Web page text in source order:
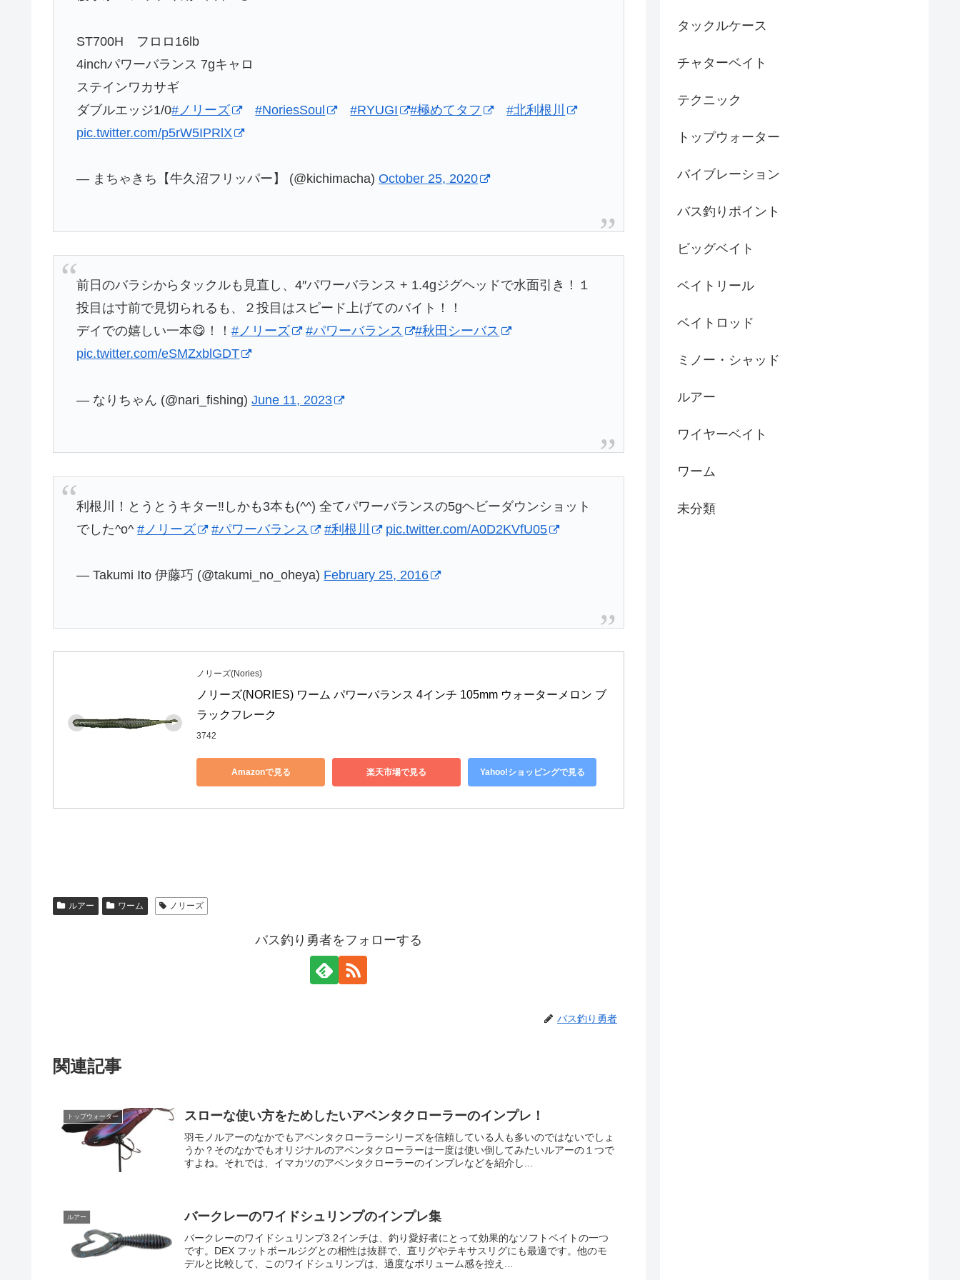
ST700H フロロ16lb
4inchパワーバランス 7gキャロ
ステインワカサギ
ダブルエッジ1/0#ノリーズ #NoriesSoul #RYUGI #極めてタフ
#北利根川
pic.twitter.com/p5rW5IPRlX
— まちゃきち【牛久沼フリッパー】 (@kichimacha)October 25, 2020
前日のバラシからタックルも見直し、4″パワーバランス + 1.4gジグヘッドで水面引き！１
投目は寸前で見切られるも、２投目はスピード上げてのバイト！！
デイでの嬉しい一本😋！！#ノリーズ #パワーバランス
#秋田シーバス
pic.twitter.com/eSMZxblGDT
— なりちゃん (@nari_fishing)June 11, 2023
利根川！とうとうキター‼️しかも3本も(^^) 全てパワーバランスの5gヘビーダウンショット
でした^o^#ノリーズ #パワーバランス #利根川 pic.twitter.com/A0D2KVfU05
— Takumi Ito 伊藤巧 (@takumi_no_oheya) February 25, 2016
ノリーズ(Nories)
ノリーズ(NORIES) ワーム パワーバランス 4インチ 105mm ウォーターメロン ブ
ラックフレーク
3742
Amazonで見る 楽天市場で見る Yahoo!ショッピングで見る
ルアー ワーム ノリーズ
バス釣り勇者をフォローする
バス釣り勇者
関連記事
トップウォーター スローな使い方をためしたいアベンタクローラーのインプレ！
羽モノルアーのなかでもアベンタクローラーシリーズを信頼している人も多いのではないでしょ
うか？そのなかでもオリジナルのアベンタクローラーは一度は使い倒してみたいルアーの１つで
すよね。それでは、イマカツのアベンタクローラーのインプレなどを紹介し...
ルアー バークレーのワイドシュリンプのインプレ集
バークレーのワイドシュリンプ3.2インチは、釣り愛好者にとって効果的なソフトベイトの一つ
です。DEX フットボールジグとの相性は抜群で、直リグやテキサスリグにも最適です。他のモ
デルと比較して、このワイドシュリンプは、過度なボリューム感を控え...
タックルケース
チャターベイト
テクニック
トップウォーター
バイブレーション
バス釣りポイント
ビッグベイト
ベイトリール
ベイトロッド
ミノー・シャッド
ルアー
ワイヤーベイト
ワーム
未分類